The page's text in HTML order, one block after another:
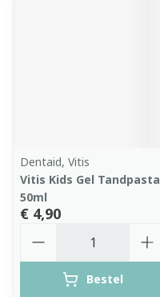
Dentaid, Vitis
Vitis Kids Gel Tandpasta
50ml
€ 4,90
Bestel